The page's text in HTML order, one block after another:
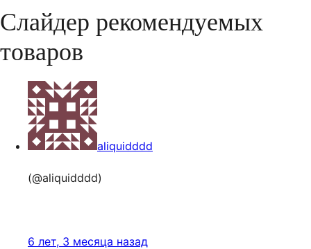
Слайдер рекомендуемых
товаров
aliquidddd
(@aliquidddd)
6 лет, 3 месяца назад